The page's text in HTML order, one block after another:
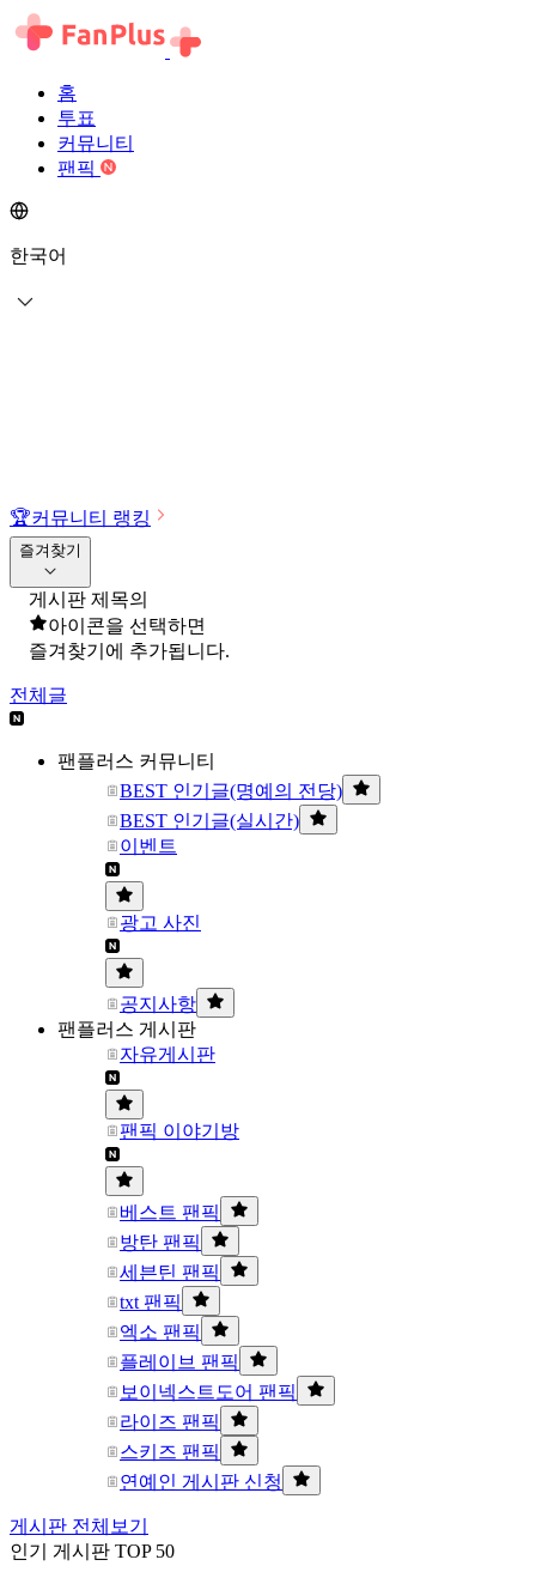
홈
투표
커뮤니티
팬픽
한국어
🏆커뮤니티 랭킹
즐겨찾기
게시판 제목의
아이콘을 선택하면
즐겨찾기에 추가됩니다.
전체글
팬플러스 커뮤니티
BEST 인기글(명예의 전당)
BEST 인기글(실시간)
이벤트
광고 사진
공지사항
팬플러스 게시판
자유게시판
팬픽 이야기방
베스트 팬픽
방탄 팬픽
세븐틴 팬픽
txt 팬픽
엑소 팬픽
플레이브 팬픽
보이넥스트도어 팬픽
라이즈 팬픽
스키즈 팬픽
연예인 게시판 신청
게시판 전체보기
인기 게시판 TOP 50